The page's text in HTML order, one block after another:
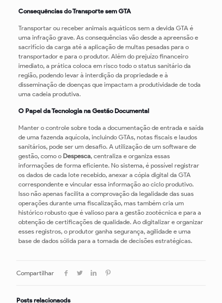
Consequências do Transporte sem GTA
Transportar ou receber animais aquáticos sem a devida GTA é
uma infração grave. As consequências vão desde a apreensão e
sacrifício da carga até a aplicação de multas pesadas para o
transportador e para o produtor. Além do prejuízo financeiro
imediato, a prática coloca em risco todo o status sanitário da
região, podendo levar à interdição da propriedade e à
disseminação de doenças que impactam a produtividade de toda
uma cadeia produtiva.
O Papel da Tecnologia na Gestão Documental
Manter o controle sobre toda a documentação de entrada e saída
de uma fazenda aquícola, incluindo GTAs, notas fiscais e laudos
sanitários, pode ser um desafio. A utilização de um software de
gestão, como o Despesca, centraliza e organiza essas
informações de forma eficiente. No sistema, é possível registrar
os dados de cada lote recebido, anexar a cópia digital da GTA
correspondente e vincular essa informação ao ciclo produtivo.
Isso não apenas facilita a comprovação da legalidade das suas
operações durante uma fiscalização, mas também cria um
histórico robusto que é valioso para a gestão zootécnica e para a
obtenção de certificações de qualidade. Ao digitalizar e organizar
esses registros, o produtor ganha segurança, agilidade e uma
base de dados sólida para a tomada de decisões estratégicas.
Compartilhar
Posts relacionaods